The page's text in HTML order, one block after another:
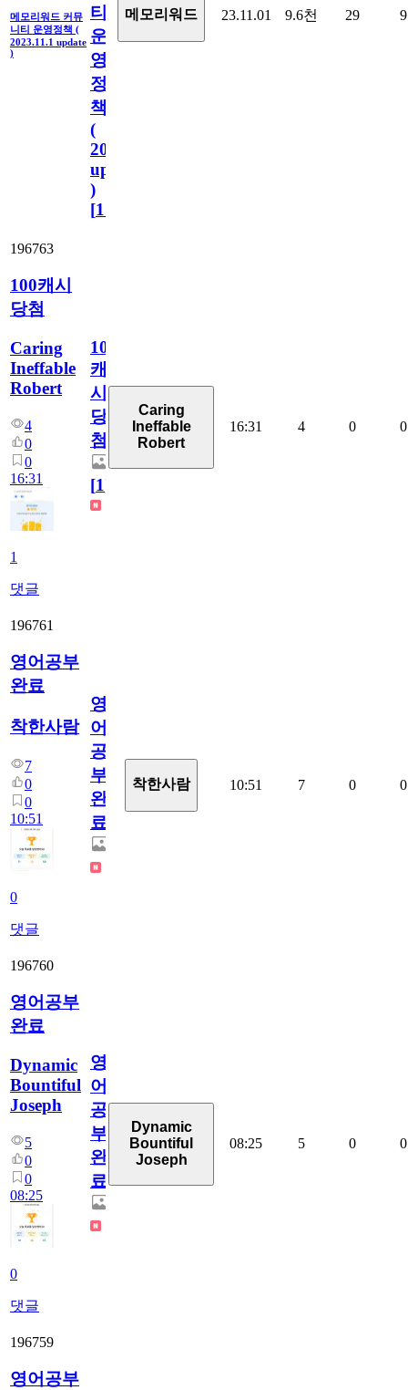
메모리워드 커뮤
니티 운영정책 (
2023.11.1 update
)
티
운
영
정
책
(
2023.11.1
update
)
[110
메모리워드 23.11.01 9.6천 29 9
196763
100캐시
당첨
Caring
Ineffable
Robert
4
0
0
16:31
1
댓글
100
캐
시
당
첨
[1]
Caring
Ineffable
Robert
16:31 4 0 0
196761
영어공부
완료
착한사람
7
0
0
10:51
0
댓글
영
어
공
부
완
료
착한사람 10:51 7 0 0
196760
영어공부
완료
Dynamic
Bountiful
Joseph
5
0
0
08:25
0
댓글
영
어
공
부
완
료
Dynamic
Bountiful
Joseph
08:25 5 0 0
196759
영어공부